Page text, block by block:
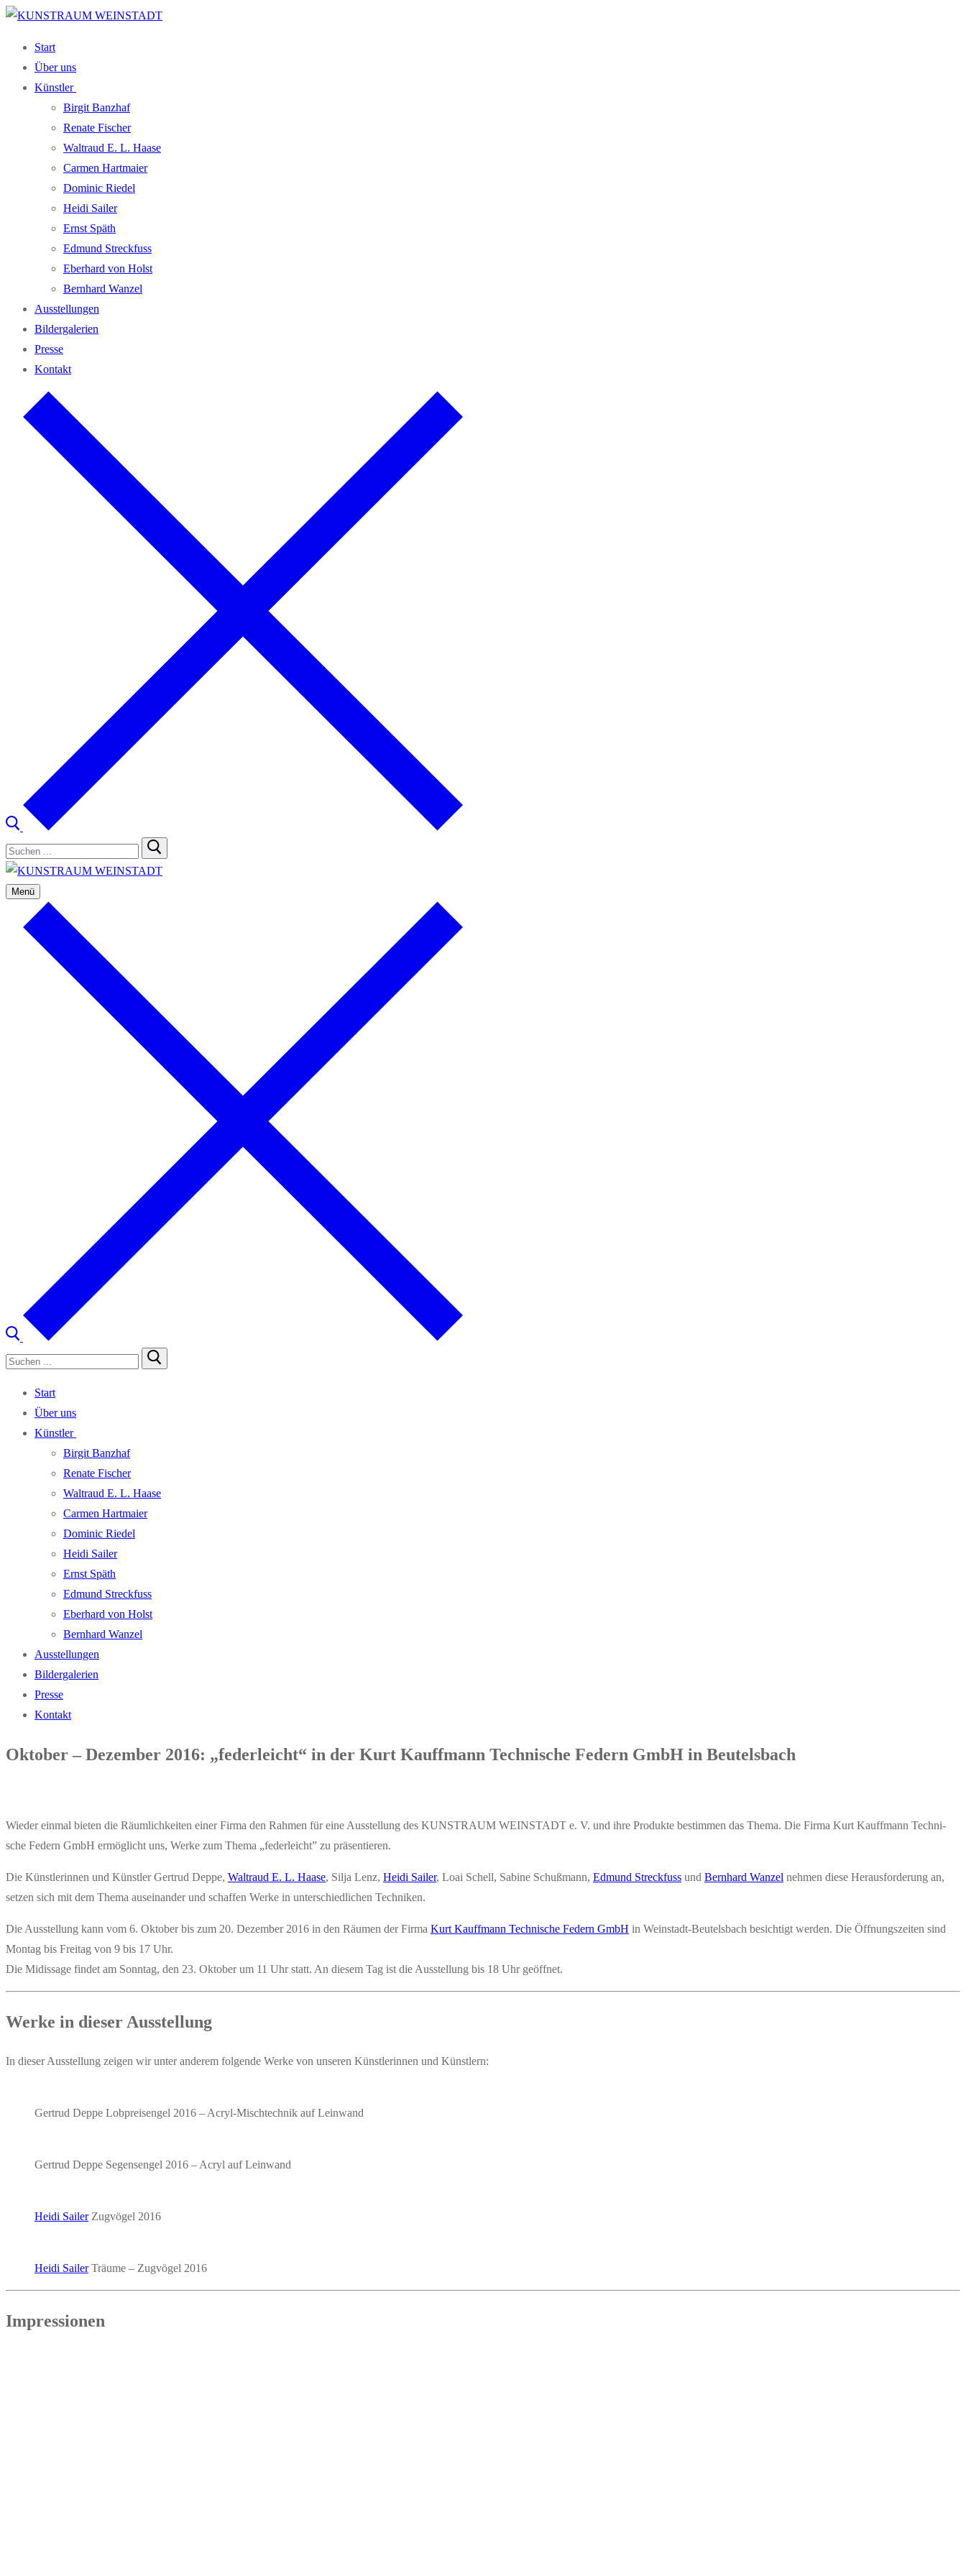
Zum
springen
Menü
Schließen
Start
Über uns
Künst­ler
Bir­git Banzhaf
Rena­te Fischer
Wal­traud E. L. Haase
Car­men Hartmaier
Domi­nic Riedel
Hei­di Sailer
Ernst Späth
Edmund Streck­fuss
Eber­hard von Holst
Bern­hard Wanzel
Aus­stel­lun­gen
Bil­der­ga­le­rien
Pres­se
Kon­takt
Suchen
nach:
Menü
Suchen
Start
Über uns
Künst­ler
Bir­git Banzhaf
Rena­te Fischer
Wal­traud E. L. Haase
Car­men Hartmaier
Domi­nic Riedel
Hei­di Sailer
Ernst Späth
Edmund Streck­fuss
Eber­hard von Holst
Bern­hard Wanzel
Aus­stel­lun­gen
Bil­der­ga­le­rien
Pres­se
Kon­takt
Okto­ber – Dezem­ber 2016: „feder­leicht“ in der Kurt Kauff­mann Tech­ni­sche Federn GmbH in Beutelsbach
Wie­der ein­mal bie­ten die Räum­lich­kei­ten einer Fir­ma den Rah­men für eine Aus­stel­lung des KUNST­RAUM WEIN­STADT e. V. und ihre Pro­duk­te bestim­men das The­ma. Die Fir­ma Kurt Kauff­mann Tech­ni­
sche Federn GmbH ermög­licht uns, Wer­ke zum The­ma „feder­leicht” zu präsentieren.
Die Künst­le­rin­nen und Künst­ler Ger­trud Dep­pe, Wal­traud E. L. Haa­se, Sil­ja Lenz, Hei­di Sai­ler, Loai Schell, Sabi­ne Schuß­mann, Edmund Streck­fuss und Bern­hard Wan­zel neh­men die­se Her­aus­for­de­rung an,
set­zen sich mit dem The­ma aus­ein­an­der und schaf­fen Wer­ke in unter­schied­li­chen Techniken.
Die Aus­stel­lung kann vom 6. Okto­ber bis zum 20. Dezem­ber 2016 in den Räu­men der Fir­ma Kurt Kauff­mann Tech­ni­sche Federn GmbH in Wein­stadt-Beu­tels­bach besich­tigt wer­den. Die Öff­nungs­zei­ten sind
Mon­tag bis Frei­tag von 9 bis 17 Uhr.
Die Midis­sa­ge fin­det am Sonn­tag, den 23. Okto­ber um 11 Uhr statt. An die­sem Tag ist die Aus­stel­lung bis 18 Uhr geöffnet.
Wer­ke in die­ser Ausstellung
In die­ser Aus­stel­lung zei­gen wir unter ande­rem fol­gen­de Wer­ke von unse­ren Künst­le­rin­nen und Künstlern:
Ger­trud Dep­pe Lob­prei­sen­gel 2016 – Acryl-Misch­tech­nik auf Leinwand
Ger­trud Dep­pe Segen­sen­gel 2016 – Acryl auf Leinwand
Hei­di Sai­ler Zug­vö­gel 2016
Hei­di Sai­ler Träu­me – Zug­vö­gel 2016
Impres­sio­nen